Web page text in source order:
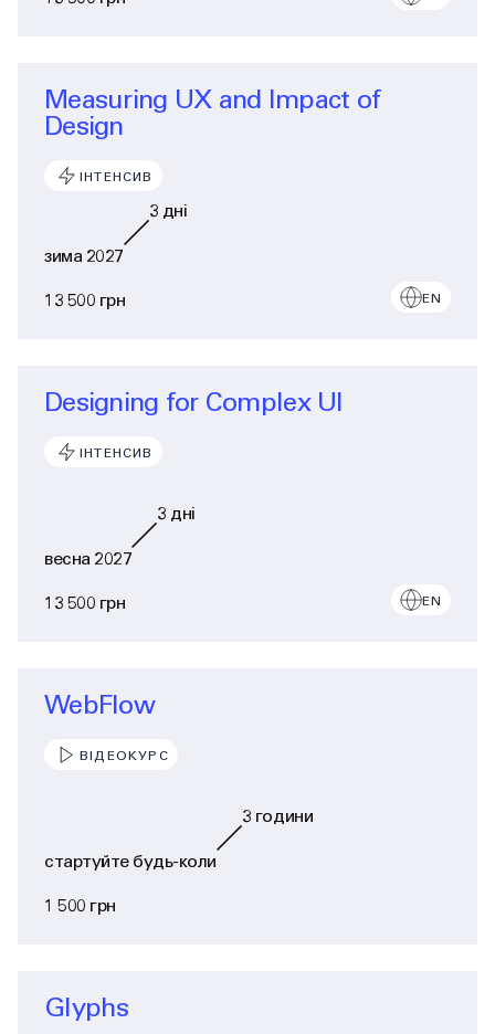
Measuring UX and Impact of
Design
ІНТЕНСИВ
зима 2027
3 дні
13 500 грн EN
Designing for Complex UI
ІНТЕНСИВ
весна 2027
3 дні
13 500 грн EN
WebFlow
ВІДЕОКУРС
стартуйте будь-коли
3 години
1 500 грн
Glyphs